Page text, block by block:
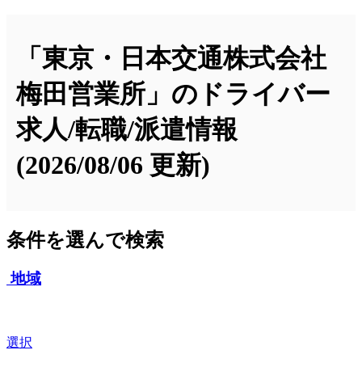
「東京・日本交通株式会社
梅田営業所」のドライバー
求人/転職/派遣情報
(2026/08/06 更新)
条件を選んで検索
地域
選択